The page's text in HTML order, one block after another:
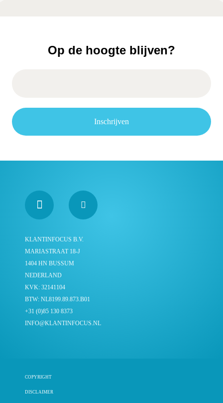
Op de hoogte blijven?
Inschrijven
KLANTINFOCUS B.V.
MARIASTRAAT 18-J
1404 HN BUSSUM
NEDERLAND
KVK: 32141104
BTW: NL8199.89.873.B01
+31 (0)85 130 8373
INFO@KLANTINFOCUS.NL
COPYRIGHT
DISCLAIMER